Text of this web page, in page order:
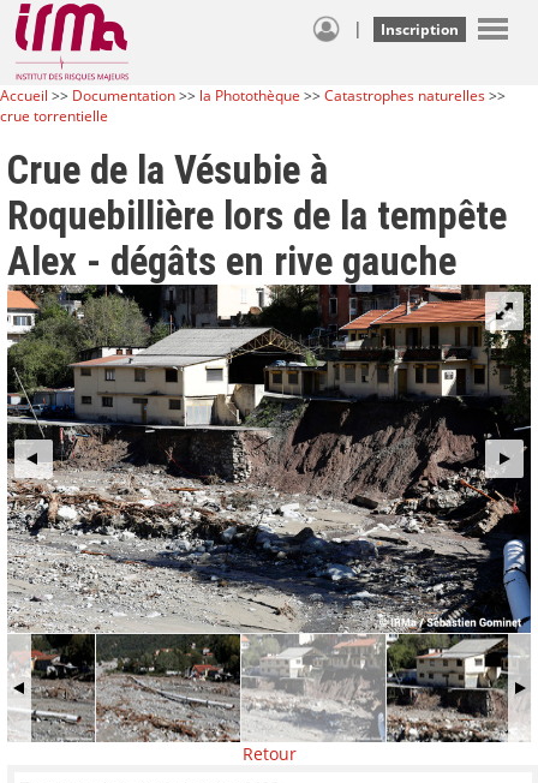
| Inscription
Accueil >> Documentation>> la Photothèque >>Catastrophes naturelles>>
crue torrentielle
Crue de la Vésubie à
Roquebillière lors de la tempête
Alex - dégâts en rive gauche
Retour